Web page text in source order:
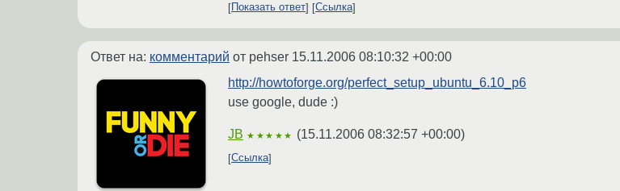
Показать ответ
Ссылка
Ответ на: комментарий от pehser 15.11.2006 08:10:32 +00:00
http://howtoforge.org/perfect_setup_ubuntu_6.10_p6
use google, dude :)
JB ★★★★★ (15.11.2006 08:32:57 +00:00)
Ссылка